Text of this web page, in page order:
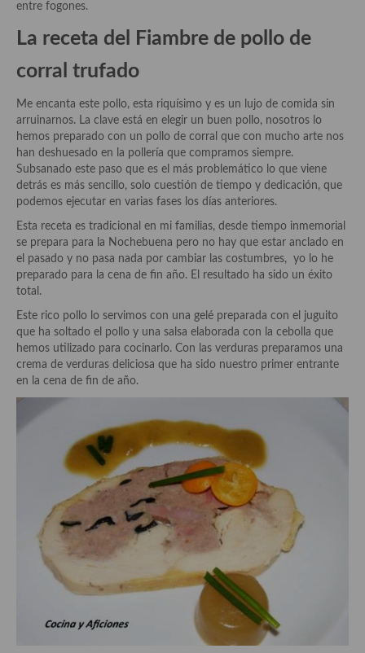
Protocolo y buenas maneras.
Ocio – restaurantes, bares, tabernas
Viajes eno-gastro-turísticos
En El Candelero
Las opiniones de la «Cocinera»
Prensa
Recetas
Acompañamientos
Airfryer recetas
aditivos
Especias, mezclas de especias
Hierbas aromáticas
Mojos y pastas
Sales y polvos
Salsas y mojos
Adobos
Aperitivos
Bocadillos, hamburguesas, sándwich, emparedados, tostas y
entre fogones.
La receta del Fiambre de pollo de
corral trufado
Me encanta este pollo, esta riquísimo y es un lujo de comida sin
arruinarnos. La clave está en elegir un buen pollo, nosotros lo
hemos preparado con un pollo de corral que con mucho arte nos
han deshuesado en la pollería que compramos siempre.
Subsanado este paso que es el más problemático lo que viene
detrás es más sencillo, solo cuestión de tiempo y dedicación, que
podemos ejecutar en varias fases los días anteriores.
Esta receta es tradicional en mi familias, desde tiempo inmemorial
se prepara para la Nochebuena pero no hay que estar anclado en
el pasado y no pasa nada por cambiar las costumbres, yo lo he
preparado para la cena de fin año. El resultado ha sido un éxito
total.
Este rico pollo lo servimos con una gelé preparada con el juguito
que ha soltado el pollo y una salsa elaborada con la cebolla que
hemos utilizado para cocinarlo. Con las verduras preparamos una
crema de verduras deliciosa que ha sido nuestro primer entrante
en la cena de fin de año.